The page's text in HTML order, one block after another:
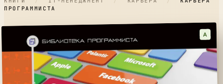
ПРОГРАММИСТА
A